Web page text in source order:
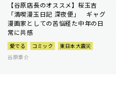
【谷原店長のオススメ】桜玉吉
「満喫漫玉日記 深夜便」 ギャグ
漫画家としての苦悩経た中年の日
常に共感
愛でる コミック
東日本大震災
谷原章介